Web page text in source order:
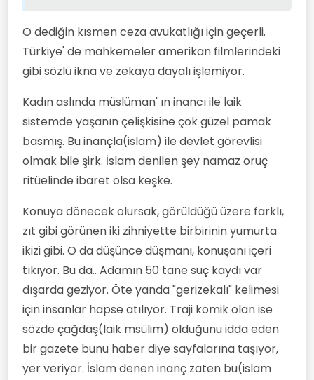
O dediğin kısmen ceza avukatlığı için geçerli.
Türkiye' de mahkemeler amerikan filmlerindeki
gibi sözlü ikna ve zekaya dayalı işlemiyor.
Kadın aslında müslüman' ın inancı ile laik
sistemde yaşanın çelişkisine çok güzel pamak
basmış. Bu inançla(islam) ile devlet görevlisi
olmak bile şirk. İslam denilen şey namaz oruç
ritüelinde ibaret olsa keşke.
Konuya dönecek olursak, görüldüğü üzere farklı,
zıt gibi görünen iki zihniyette birbirinin yumurta
ikizi gibi. O da düşünce düşmanı, konuşanı içeri
tıkıyor. Bu da.. Adamın 50 tane suç kaydı var
dışarda geziyor. Öte yanda "gerizekalı" kelimesi
için insanlar hapse atılıyor. Traji komik olan ise
sözde çağdaş(laik msülim) olduğunu idda eden
bir gazete bunu haber diye sayfalarına taşıyor,
yer veriyor. İslam denen inanç zaten bu(islam